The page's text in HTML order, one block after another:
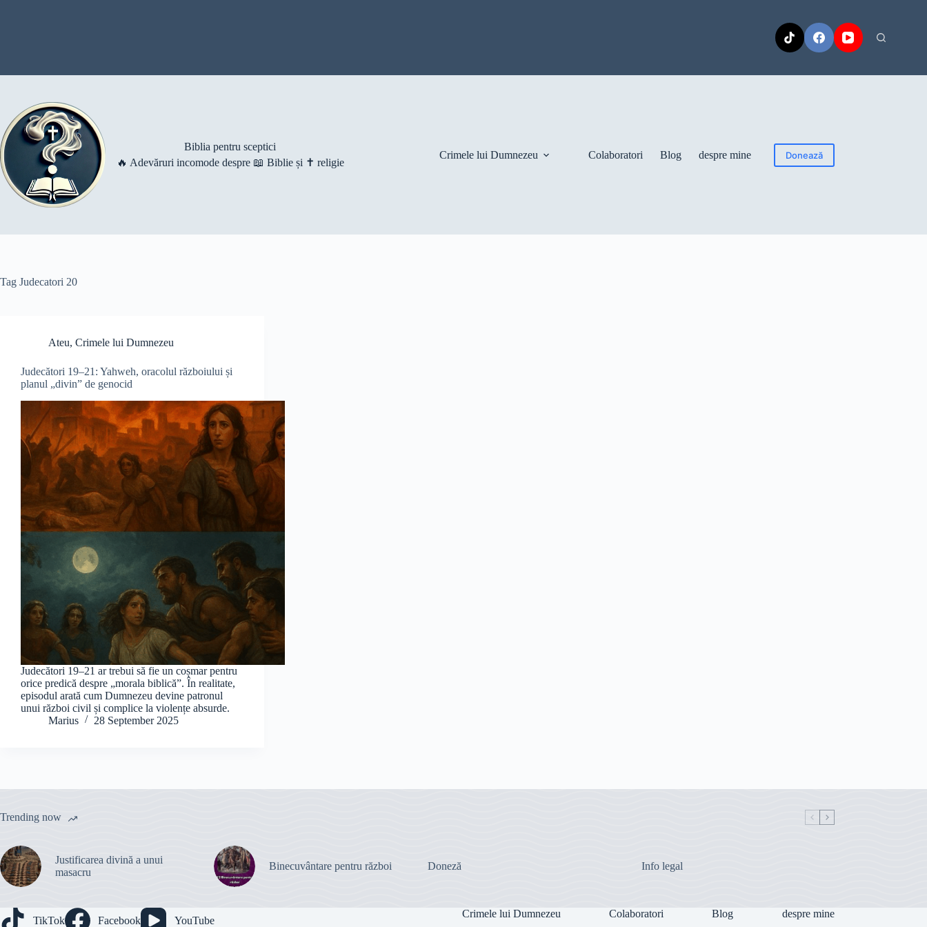
Biblia pentru sceptici
🔥 Adevăruri incomode despre 📖 Biblie și ✝️ religie
Crimele lui Dumnezeu Colaboratori Blog despre mine Donează
Tag Judecatori 20
Ateu, Crimele lui Dumnezeu
Judecători 19–21: Yahweh, oracolul războiului și
planul „divin” de genocid
Judecători 19–21 ar trebui să fie un coșmar pentru
orice predică despre „morala biblică”. În realitate,
episodul arată cum Dumnezeu devine patronul
unui război civil și complice la violențe absurde.
Marius
28 September 2025
Trending now
Justificarea divină a unui
masacru
Binecuvântare pentru război Doneză Info legal
TikTok Facebook YouTube
Crimele lui Dumnezeu Colaboratori Blog despre mine